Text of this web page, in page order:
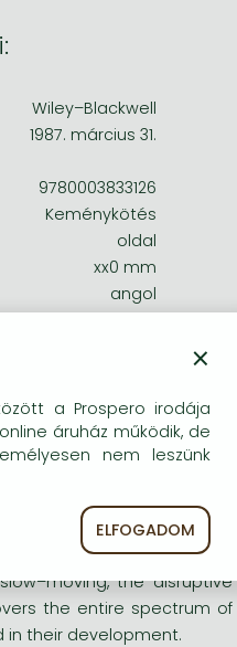
Wiley–Blackwell
1987. március 31.
9780003833126
Keménykötés
oldal
xx0 mm
angol
tudományok
– the large and
the disruptive
the entire spectrum of
in their development.
×
a Prospero irodája
áruház működik, de
nem leszünk
ELFOGADOM